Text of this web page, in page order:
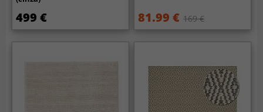
499 € 81.99 € 169 €